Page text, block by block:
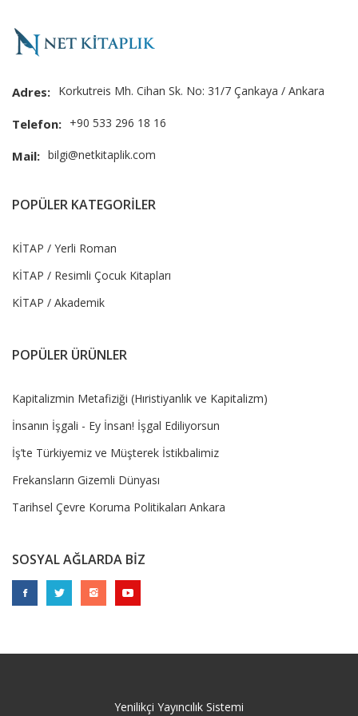
Adres: Korkutreis Mh. Cihan Sk. No: 31/7 Çankaya / Ankara
Telefon: +90 533 296 18 16
Mail: bilgi@netkitaplik.com
POPÜLER KATEGORİLER
KİTAP / Yerli Roman
KİTAP / Resimli Çocuk Kitapları
KİTAP / Akademik
POPÜLER ÜRÜNLER
Kapitalizmin Metafiziği (Hıristiyanlık ve Kapitalizm)
İnsanın İşgali - Ey İnsan! İşgal Ediliyorsun
İş’te Türkiyemiz ve Müşterek İstikbalimiz
Frekansların Gizemli Dünyası
Tarihsel Çevre Koruma Politikaları Ankara
SOSYAL AĞLARDA BİZ
Yenilikçi Yayıncılık Sistemi